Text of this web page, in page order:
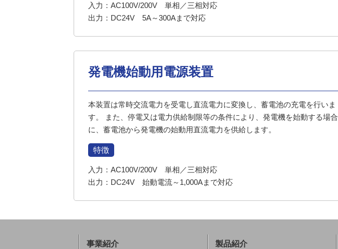
入力：AC100V/200V 単相／三相対応
出力：DC24V 5A～300Aまで対応
発電機始動用電源装置
本装置は常時交流電力を受電し直流電力に変換し、蓄電池の充電を行いま
す。 また、停電又は電力供給制限等の条件により、発電機を始動する場合
に、蓄電池から発電機の始動用直流電力を供給します。
特徴
入力：AC100V/200V 単相／三相対応
出力：DC24V 始動電流～1,000Aまで対応
事業紹介 製品紹介